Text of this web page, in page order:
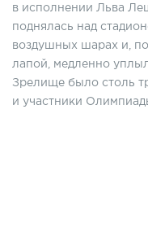
в исполнении Льва
поднялась над
воздушных шарах и,
лапой, медленно
Зрелище было столь
и участники